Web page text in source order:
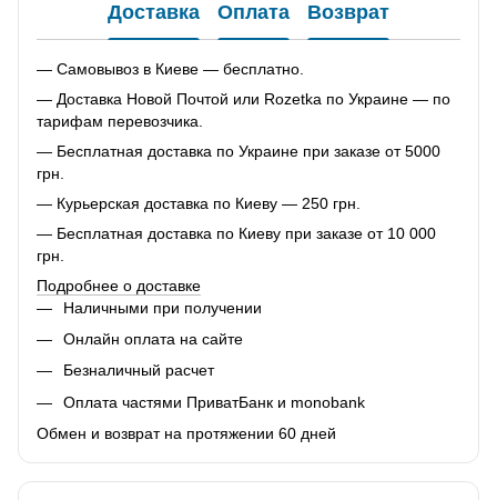
Доставка Оплата Возврат
— Самовывоз в Киеве — бесплатно.
— Доставка Новой Почтой или Rozetka по Украине — по
тарифам перевозчика.
— Бесплатная доставка по Украине при заказе от 5000
грн.
— Курьерская доставка по Киеву — 250 грн.
— Бесплатная доставка по Киеву при заказе от 10 000
грн.
Подробнее о доставке
Наличными при получении
Онлайн оплата на сайте
Безналичный расчет
Оплата частями ПриватБанк и monobank
Обмен и возврат на протяжении 60 дней